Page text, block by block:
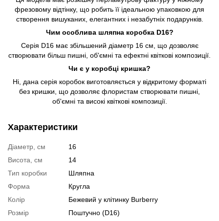
фрезовому відтінку, що робить її ідеальною упаковкою для
створення вишуканих, елегантних і незабутніх подарунків.
Чим особлива шляпна коробка D16?
Серія D16 має збільшений діаметр 16 см, що дозволяє
створювати більш пишні, об'ємні та ефектні квіткові композиції.
Чи є у коробці кришка?
Ні, дана серія коробок виготовляється у відкритому форматі
без кришки, що дозволяє флористам створювати пишні,
об'ємні та високі квіткові композиції.
Характеристики
Діаметр, см
16
Висота, см
14
Тип коробки
Шляпна
Форма
Кругла
Колір
Бежевий у клітинку Burberry
Розмір
Поштучно (D16)